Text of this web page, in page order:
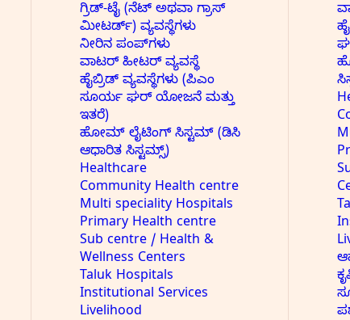
ಗ್ರಿಡ್-ಟೈ (ನೆಟ್ ಅಥವಾ ಗ್ರಾಸ್
ಮೀಟರ್ಡ್) ವ್ಯವಸ್ಥೆಗಳು
ನೀರಿನ ಪಂಪ್‌ಗಳು
ವಾಟರ್ ಹೀಟರ್ ವ್ಯವಸ್ಥೆ
ಹೈಬ್ರಿಡ್ ವ್ಯವಸ್ಥೆಗಳು (ಪಿಎಂ
ಸೂರ್ಯ ಘರ್ ಯೋಜನೆ ಮತ್ತು
ಇತರೆ)
ಹೋಮ್ ಲೈಟಿಂಗ್ ಸಿಸ್ಟಮ್ (ಡಿಸಿ
ಆಧಾರಿತ ಸಿಸ್ಟಮ್ಸ್)
Healthcare
Community Health centre
Multi speciality Hospitals
Primary Health centre
Sub centre / Health &
Wellness Centers
Taluk Hospitals
Institutional Services
Livelihood